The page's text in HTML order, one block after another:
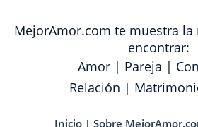
MejorAmor.com te muestra la
encontrar:
Amor| Pareja |
Relación |
Inicio | Sobre